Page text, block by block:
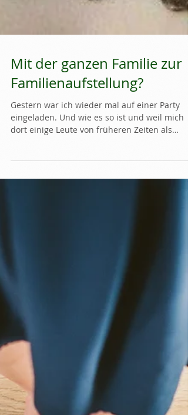
Mit der ganzen Familie zur
Familienaufstellung?
Gestern war ich wieder mal auf einer Party